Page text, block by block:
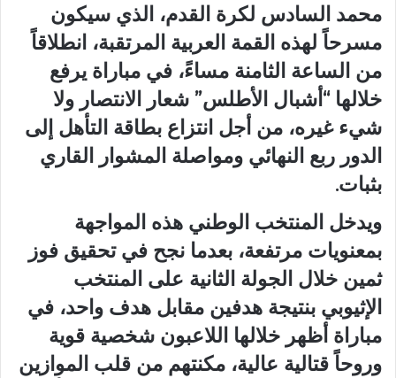
محمد السادس لكرة القدم، الذي سيكون
مسرحاً لهذه القمة العربية المرتقبة، انطلاقاً
من الساعة الثامنة مساءً، في مباراة يرفع
خلالها “أشبال الأطلس” شعار الانتصار ولا
شيء غيره، من أجل انتزاع بطاقة التأهل إلى
الدور ربع النهائي ومواصلة المشوار القاري
بثبات.
ويدخل المنتخب الوطني هذه المواجهة
بمعنويات مرتفعة، بعدما نجح في تحقيق فوز
ثمين خلال الجولة الثانية على المنتخب
الإثيوبي بنتيجة هدفين مقابل هدف واحد، في
مباراة أظهر خلالها اللاعبون شخصية قوية
وروحاً قتالية عالية، مكنتهم من قلب الموازين